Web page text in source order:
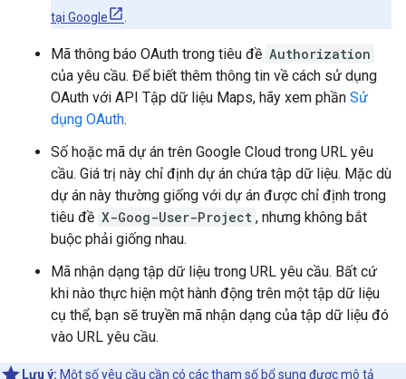
tại Google
Mã thông báo OAuth trong tiêu đề Authorization
của yêu cầu. Để biết thêm thông tin về cách sử dụng
OAuth với API Tập dữ liệu Maps, hãy xem phần Sử
dụng OAuth.
Số hoặc mã dự án trên Google Cloud trong URL yêu
cầu. Giá trị này chỉ định dự án chứa tập dữ liệu. Mặc dù
dự án này thường giống với dự án được chỉ định trong
tiêu đề X-Goog-User-Project , nhưng không bắt
buộc phải giống nhau.
Mã nhận dạng tập dữ liệu trong URL yêu cầu. Bất cứ
khi nào thực hiện một hành động trên một tập dữ liệu
cụ thể, bạn sẽ truyền mã nhận dạng của tập dữ liệu đó
vào URL yêu cầu.
Lưu ý: Một số yêu cầu cần có các tham số bổ sung được mô tả